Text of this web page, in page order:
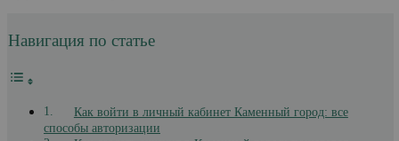
Навигация по статье
Как войти в личный кабинет Каменный город: все
способы авторизации